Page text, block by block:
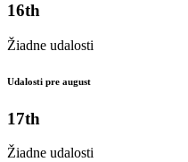
16th
Žiadne udalosti
Udalosti pre august
17th
Žiadne udalosti